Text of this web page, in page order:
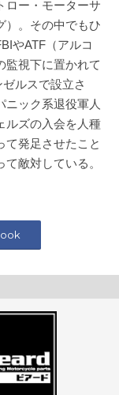
ロー・モーターサ
）。その中でもひ
やATF（アルコ
監視下に置かれて
ルスで設立さ
ニック系退役軍人
ルズの入会を人種
て発足させたこと
敵対している。